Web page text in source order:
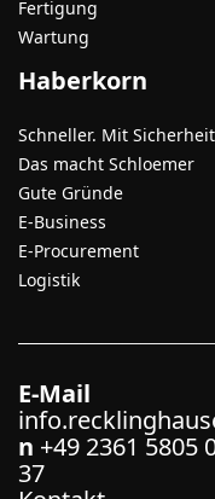
Fertigung
Wartung
Haberkorn
Schneller. Mit
Das macht Schloemer
Gute Gründe
E-Business
E-Procurement
Logistik
E-Mail
n +49 2361 5805
37